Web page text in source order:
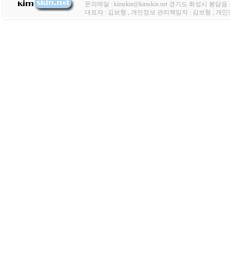
문의메일 : kimskin@kimskin.net 경기도 화성시 봉담
대표자 : 김보형 , 개인정보 관리책임자 : 김보형 , 개